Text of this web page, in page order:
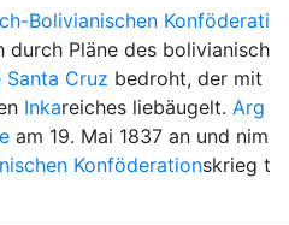
Bolivianischen Konföderati
durch Pläne des bolivianisch
Santa Cruz bedroht, der mit
Inkareiches liebäugelt. Arg
am 19. Mai 1837 an und nim
Konföderationskrieg t